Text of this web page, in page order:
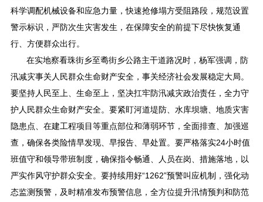
科学调配机械设备和应急力量，快速抢修塌方受阻路段，规范设置
警示标识，严防次生灾害发生，在保障安全的前提下尽快恢复通
行、方便群众出行。
在实地察看珠街乡至耈街乡公路主干道路况时，杨军强调，防
汛减灾事关人民群众生命财产安全，事关经济社会发展稳定大局。
要坚持人民至上、生命至上，坚决扛牢防汛减灾政治责任，全力守
护人民群众生命财产安全。要紧盯河道堤防、水库坝塘、地质灾害
隐患点、在建工程项目等重点部位和薄弱环节，全面排查、加强巡
查，确保各类险情早发现、早报告、早处置。要严格落实24小时值
班值守和领导带班制度，确保指令畅通、人员在岗、措施落地，以
严实作风守护群众安全。要持续用好“1262”预警叫应机制，强化动
态监测预警，及时精准发布预警信息，全方位提升汛情预判和防范